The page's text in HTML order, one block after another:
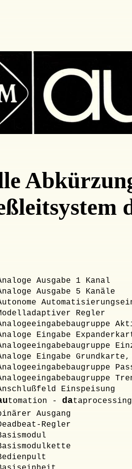
Ausgabe 1 Kanal
Ausgabe 5 Kanäle
Regler
Eingabe
Eingabe
Einspeisung
tomation - da
Ausgang
Regler